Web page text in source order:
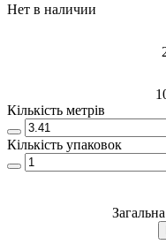
Нет в наличии
Кількість метрів
Кількість упаковок